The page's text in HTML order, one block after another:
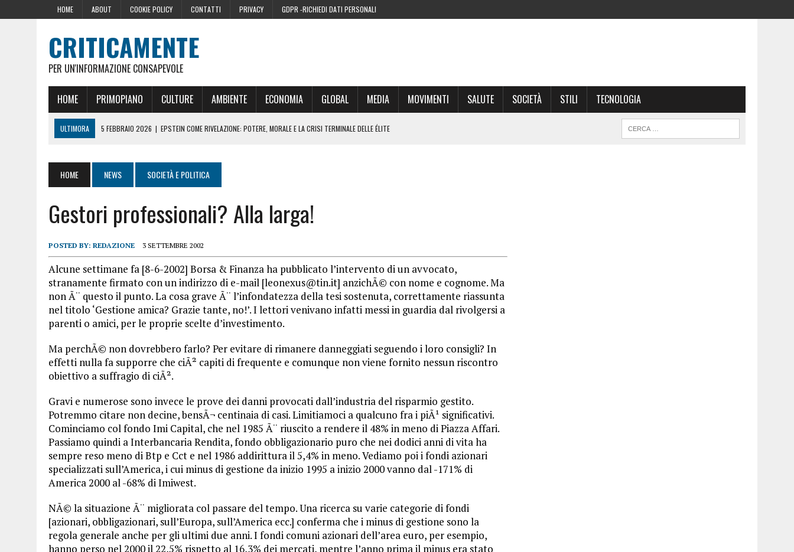
HOME ABOUT COOKIE POLICY CONTATTI PRIVACY GDPR -RICHIEDI DATI PERSONALI
CRITICAMENTE
PER UN'INFORMAZIONE CONSAPEVOLE
HOME PRIMOPIANO CULTURE AMBIENTE ECONOMIA GLOBAL MEDIA MOVIMENTI SALUTE SOCIETÀ STILI TECNOLOGIA
ULTIMORA 5 FEBBRAIO 2026 | EPSTEIN COME RIVELAZIONE: POTERE, MORALE E LA CRISI TERMINALE DELLE ÉLITE
LA GERMANIA PENSA ALLA FINE DELL’AUSTERITÀ: L’EURO ALLA FINE DEL SUO CICLO
29 AGOSTO 2024 | LE PRESSIONI DELLA CASA BIANCA PER LA CENSURA SUL WEB
22 GIUGNO 2026
SOPRA LE NOSTRE TESTE: PERCHÉ CHIAMARLE “SCIE DI CONDENSA” NEL 2026 È UNA MENZOGNA
HOME NEWS SOCIETÀ E POLITICA
Gestori professionali? Alla larga!
POSTED BY: REDAZIONE 3 SETTEMBRE 2002
Alcune settimane fa [8-6-2002] Borsa & Finanza ha pubblicato l’intervento di un avvocato,
stranamente firmato con un indirizzo di e-mail [leonexus@tin.it] anzichÃ© con nome e cognome. Ma
non Ã¨ questo il punto. La cosa grave Ã¨ l’infondatezza della tesi sostenuta, correttamente riassunta
nel titolo ‘Gestione amica? Grazie tante, no!’. I lettori venivano infatti messi in guardia dal rivolgersi a
parenti o amici, per le proprie scelte d’investimento.
Ma perchÃ© non dovrebbero farlo? Per evitare di rimanere danneggiati seguendo i loro consigli? In
effetti nulla fa supporre che ciÃ² capiti di frequente e comunque non viene fornito nessun riscontro
obiettivo a suffragio di ciÃ².
Gravi e numerose sono invece le prove dei danni provocati dall’industria del risparmio gestito.
Potremmo citare non decine, bensÃ¬ centinaia di casi. Limitiamoci a qualcuno fra i piÃ¹ significativi.
Cominciamo col fondo Imi Capital, che nel 1985 Ã¨ riuscito a rendere il 48% in meno di Piazza Affari.
Passiamo quindi a Interbancaria Rendita, fondo obbligazionario puro che nei dodici anni di vita ha
sempre reso meno di Btp e Cct e nel 1986 addirittura il 5,4% in meno. Vediamo poi i fondi azionari
specializzati sull’America, i cui minus di gestione da inizio 1995 a inizio 2000 vanno dal -171% di
America 2000 al -68% di Imiwest.
NÃ© la situazione Ã¨ migliorata col passare del tempo. Una ricerca su varie categorie di fondi
[azionari, obbligazionari, sull’Europa, sull’America ecc.] conferma che i minus di gestione sono la
regola generale anche per gli ultimi due anni. I fondi comuni azionari dell’area euro, per esempio,
hanno perso nel 2000 il 22,5% rispetto al 16,3% dei mercati, mentre l’anno prima il minus era stato